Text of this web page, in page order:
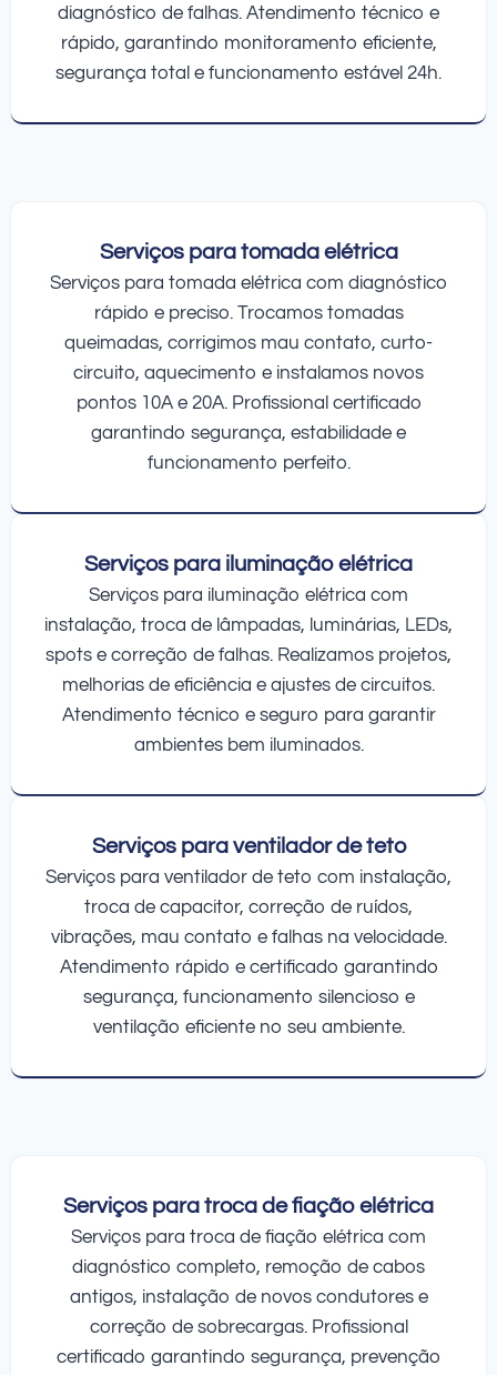
diagnóstico de falhas. Atendimento técnico e
rápido, garantindo monitoramento eficiente,
segurança total e funcionamento estável 24h.
Serviços para tomada elétrica
Serviços para tomada elétrica com diagnóstico
rápido e preciso. Trocamos tomadas
queimadas, corrigimos mau contato, curto-
circuito, aquecimento e instalamos novos
pontos 10A e 20A. Profissional certificado
garantindo segurança, estabilidade e
funcionamento perfeito.
Serviços para iluminação elétrica
Serviços para iluminação elétrica com
instalação, troca de lâmpadas, luminárias, LEDs,
spots e correção de falhas. Realizamos projetos,
melhorias de eficiência e ajustes de circuitos.
Atendimento técnico e seguro para garantir
ambientes bem iluminados.
Serviços para ventilador de teto
Serviços para ventilador de teto com instalação,
troca de capacitor, correção de ruídos,
vibrações, mau contato e falhas na velocidade.
Atendimento rápido e certificado garantindo
segurança, funcionamento silencioso e
ventilação eficiente no seu ambiente.
Serviços para troca de fiação elétrica
Serviços para troca de fiação elétrica com
diagnóstico completo, remoção de cabos
antigos, instalação de novos condutores e
correção de sobrecargas. Profissional
certificado garantindo segurança, prevenção